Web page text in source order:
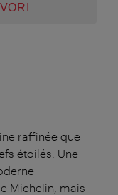
raffinée que
étoilés. Une
Michelin, mais